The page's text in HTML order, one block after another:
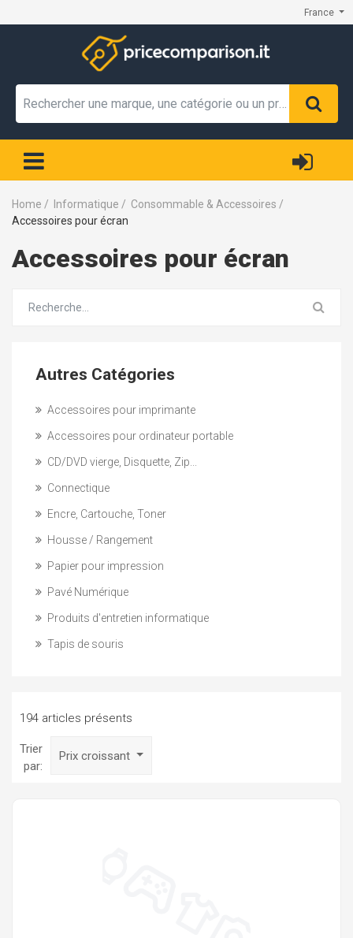
France
Home / Informatique / Consommable & Accessoires /
Accessoires pour écran
Accessoires pour écran
Autres Catégories
Accessoires pour imprimante
Accessoires pour ordinateur portable
CD/DVD vierge, Disquette, Zip...
Connectique
Encre, Cartouche, Toner
Housse / Rangement
Papier pour impression
Pavé Numérique
Produits d'entretien informatique
Tapis de souris
194 articles présents
Trier
par:
Prix croissant